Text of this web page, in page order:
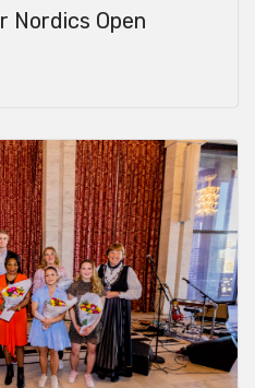
Nordics Open